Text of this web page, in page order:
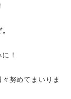
！
努めてまいりま